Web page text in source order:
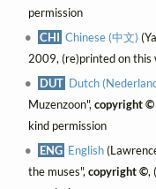
permission
CHI Chinese (中文)
2009, (re)printed on this
DUT Dutch
Muzenzoon", copyright ©
kind permission
ENG English
the muses", copyright ©,